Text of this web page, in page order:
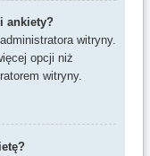
ankiety?
witryny.
opcji niż
witryny.